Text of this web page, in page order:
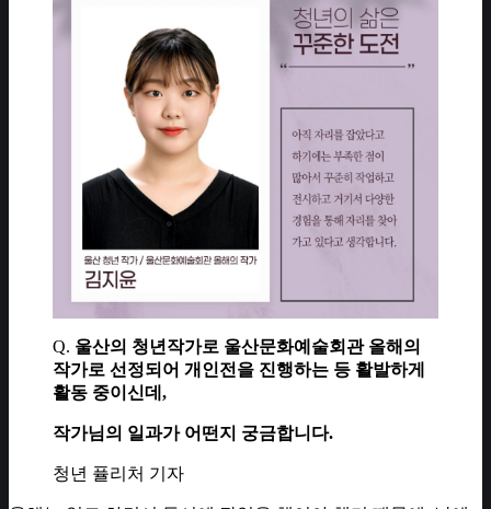
Q. 울산의 청년작가로 울산문화예술회관 올해의
작가로 선정되어 개인전을 진행하는 등 활발하게
활동 중이신데,
작가님의 일과가 어떤지 궁금합니다.
청년 퓰리처 기자